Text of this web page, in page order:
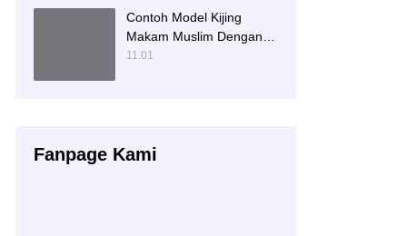
Contoh Model Kijing
Makam Muslim Dengan
Nisan Patok Pipih
11.01
Fanpage Kami